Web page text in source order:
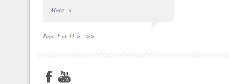
More→
Page 1 of 31 > >>